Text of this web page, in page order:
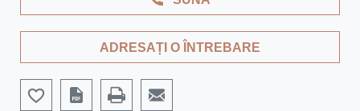
ADRESAȚI O ÎNTREBARE